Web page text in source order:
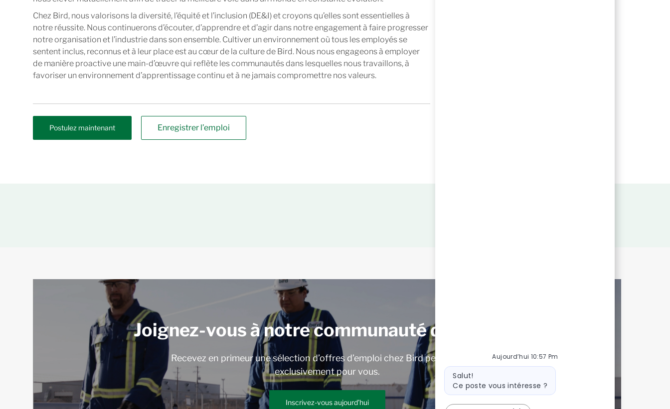
Chez Bird, nous valorisons la diversité, l’équité et l’inclusion (DE&I) et croyons qu’elles sont essentielles à
notre réussite. Nous continuerons d’écouter, d’apprendre et d’agir dans notre engagement à faire progresser
notre organisation et l’industrie dans son ensemble. Cultiver un environnement où tous les employés se
sentent inclus, reconnus et à leur place est au cœur de la culture de Bird. Nous nous engageons à employer
de manière proactive une main-d’œuvre qui reflète les communautés dans lesquelles nous travaillons, à
favoriser un environnement d’apprentissage continu et à ne jamais compromettre nos valeurs.
Postulez maintenant Enregistrer l’emploi
Joignez-vous à notre communauté de talents!
Recevez en primeur une sélection d’offres d’emploi chez Bird personnalisée
exclusivement pour vous.
Inscrivez-vous aujourd’hui
Aujourd’hui 10:57 Pm
Message
bot
Salut!
Ce poste vous intéresse ?